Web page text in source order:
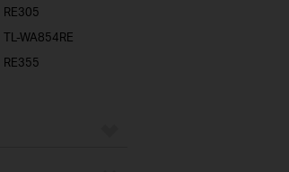
RE305
TL-WA854RE
RE355